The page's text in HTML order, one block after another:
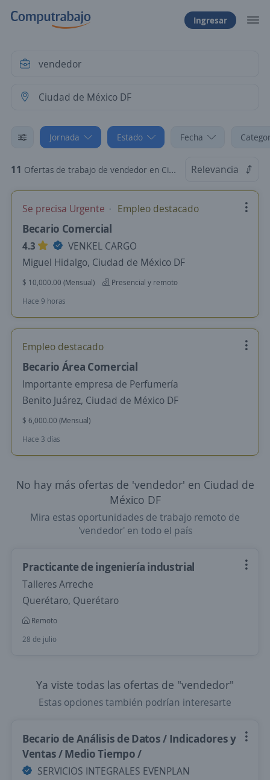
Ingresar
Jornada Estado Fecha
11 Ofertas de trabajo de vendedor en Ciudad de México DF: Beca/prácticas Relevancia
Se precisa Urgente Empleo destacado
Becario Comercial
4.3
VENKEL CARGO
Miguel Hidalgo, Ciudad de México DF
$ 10,000.00 (Mensual)
Presencial y remoto
Hace 9 horas
Empleo destacado
Becario Área Comercial
Importante empresa de Perfumería
Benito Juárez, Ciudad de México DF
$ 6,000.00 (Mensual)
Hace 3 días
No hay más ofertas de 'vendedor' en Ciudad de
México DF
Mira estas oportunidades de trabajo remoto de
'vendedor' en todo el país
Practicante de ingeniería industrial
Talleres Arreche
Querétaro, Querétaro
Remoto
28 de julio
Ya viste todas las ofertas de "vendedor"
Estas opciones también podrían interesarte
Becario de Análisis de Datos / Indicadores y
Ventas / Medio Tiempo /
SERVICIOS INTEGRALES EVENPLAN